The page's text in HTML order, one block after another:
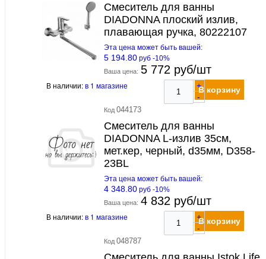
Смеситель для ванны
DIADONNA плоский излив,
плавающая ручка, 80222107
Эта цена может быть вашей:
5 194.80 руб -10%
Ваша цена: 5 772 руб/шт
В наличии:в 1 магазине
+
-
В корзину
Код 044173
Смеситель для ванны
DIADONNA L-излив 35см,
мет.кер, черный, d35мм, D358-
23BL
Эта цена может быть вашей:
4 348.80 руб -10%
Ваша цена: 4 832 руб/шт
В наличии:в 1 магазине
+
-
В корзину
Код 048787